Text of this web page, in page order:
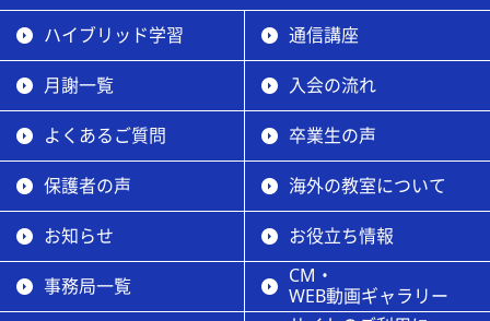
ハイブリッド学習 通信講座
月謝一覧 入会の流れ
よくあるご質問 卒業生の声
保護者の声 海外の教室について
お知らせ お役立ち情報
事務局一覧
CM・
WEB動画ギャラリー